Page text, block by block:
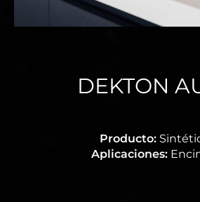
DEKTON
Producto:
Aplicaciones: